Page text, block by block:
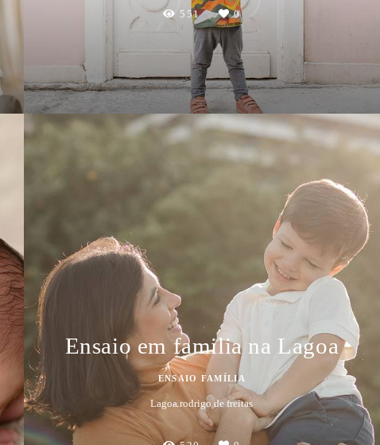
551 0
Ensaio em familia na Lagoa
ENSAIO FAMÍLIA
Lagoa rodrigo de freitas